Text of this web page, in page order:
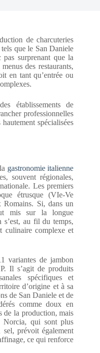
de charcuteries
que le San Daniele
surprenant que la
des restaurants,
en tant qu’entrée ou
établissements de
professionnelles
spécialisées
gastronomie italienne
souvent régionales,
Les premiers
étrusque (VIe-Ve
Romains. Si, dans un
mis sur la longue
au fil du temps,
culinaire complexe et
variantes de jambon
Il s’agit de produits
spécifiques et
d’origine et à sa
de San Daniele et de
comme doux en
de la production, mais
Norcia, qui sont plus
prévoit également
ce qui renforce